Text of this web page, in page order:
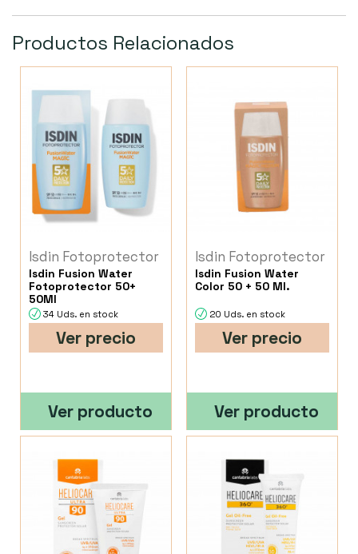
Productos Relacionados
Isdin Fotoprotector
Isdin Fusion Water
Fotoprotector 50+
50Ml
34 Uds. en stock
Ver precio
Ver producto
Isdin Fotoprotector
Isdin Fusion Water
Color 50 + 50 Ml.
20 Uds. en stock
Ver precio
Ver producto